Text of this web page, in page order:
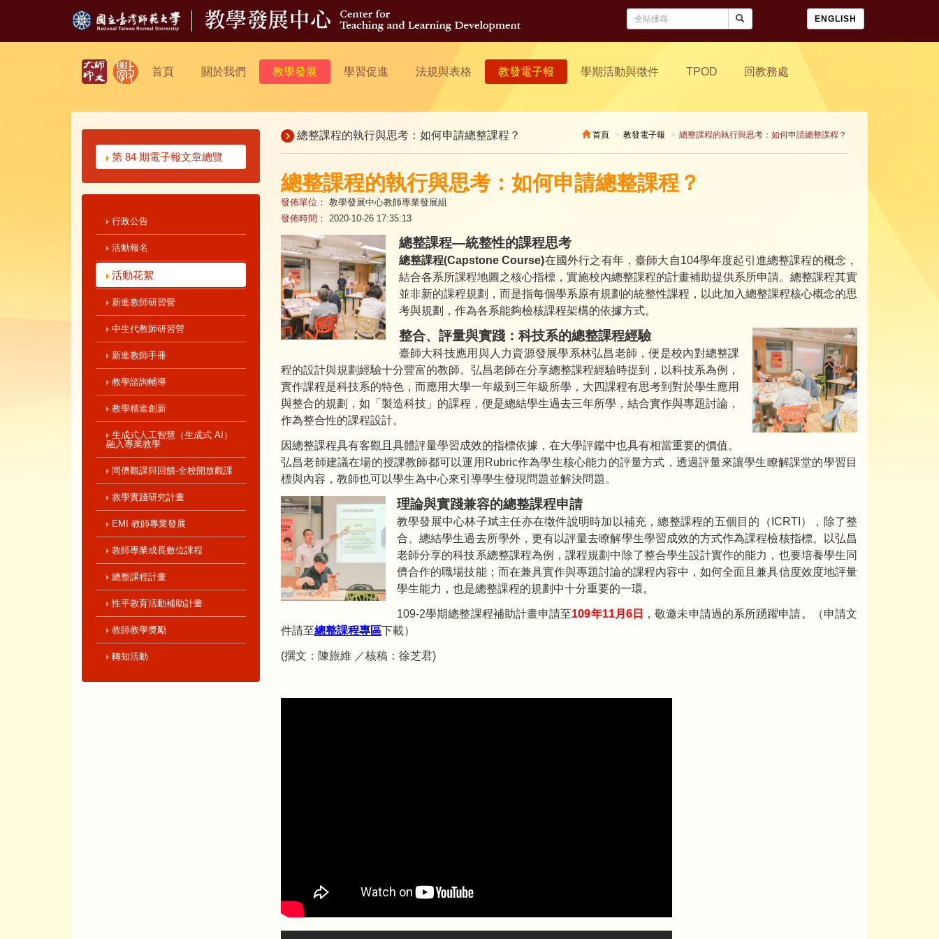
ENGLISH
首頁 關於我們 教學發展 學習促進 法規與表格 教發電子報 學期活動與徵件 TPOD 回教務處
第 84 期電子報文章總覽
行政公告
活動報名
活動花絮
新進教師研習營
中生代教師研習營
新進教師手冊
教學諮詢輔導
教學精進創新
生成式人工智慧（生成式 AI）
融入專業教學
同儕觀課與回饋-全校開放觀課
教學實踐研究計畫
EMI 教師專業發展
教師專業成長數位課程
總整課程計畫
性平教育活動補助計畫
教師教學獎勵
轉知活動
總整課程的執行與思考：如何申請總整課程？ 首頁 教發電子報 總整課程的執行與思考：如何申請總整課程？
總整課程的執行與思考：如何申請總整課程？
發佈單位： 教學發展中心教師專業發展組
發佈時間： 2020-10-26 17:35:13
總整課程—統整性的課程思考
總整課程(Capstone Course)在國外行之有年，臺師大自104學年度起引進總整課程的概念，
結合各系所課程地圖之核心指標，實施校內總整課程的計畫補助提供系所申請。總整課程其實
並非新的課程規劃，而是指每個學系原有規劃的統整性課程，以此加入總整課程核心概念的思
考與規劃，作為各系能夠檢核課程架構的依據方式。
整合、評量與實踐：科技系的總整課程經驗
臺師大科技應用與人力資源發展學系林弘昌老師，便是校內對總整課
程的設計與規劃經驗十分豐富的教師。弘昌老師在分享總整課程經驗時提到，以科技系為例，
實作課程是科技系的特色，而應用大學一年級到三年級所學，大四課程有思考到對於學生應用
與整合的規劃，如「製造科技」的課程，便是總結學生過去三年所學，結合實作與專題討論，
作為整合性的課程設計。
因總整課程具有客觀且具體評量學習成效的指標依據，在大學評鑑中也具有相當重要的價值。
弘昌老師建議在場的授課教師都可以運用Rubric作為學生核心能力的評量方式，透過評量來讓學生瞭解課堂的學習目
標與內容，教師也可以學生為中心來引導學生發現問題並解決問題。
理論與實踐兼容的總整課程申請
教學發展中心林子斌主任亦在徵件說明時加以補充，總整課程的五個目的（ICRTI），除了整
合、總結學生過去所學外，更有以評量去瞭解學生學習成效的方式作為課程檢核指標。以弘昌
老師分享的科技系總整課程為例，課程規劃中除了整合學生設計實作的能力，也要培養學生同
儕合作的職場技能；而在兼具實作與專題討論的課程內容中，如何全面且兼具信度效度地評量
學生能力，也是總整課程的規劃中十分重要的一環。
109-2學期總整課程補助計畫申請至109年11月6日
，敬邀未申請過的系所踴躍申請。（申請文
件請至總整課程專區下載）
(撰文：陳旅維 ／核稿：徐芝君)